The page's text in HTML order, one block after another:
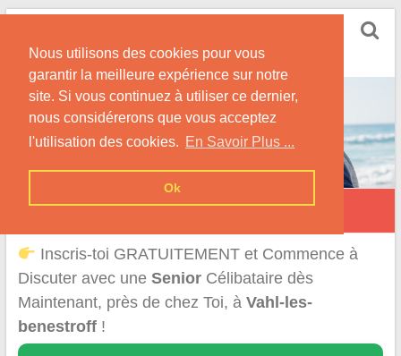
Nous utilisons des cookies pour vous
garantir la meilleure expérience sur notre
site. Si vous continuez à utiliser ce dernier,
nous considérerons que vous acceptez
l'utilisation des cookies. En Savoir Plus ...
Ok
Skip
content
Conseils & Infos pour la Rencontre d'une Senior
Vahl-lès-Bénestroff
Inscris-toi GRATUITEMENT et Commence à
Discuter avec une SeniorCélibataire dès
Maintenant, près de chez Toi, à Vahl-les-
benestroff!